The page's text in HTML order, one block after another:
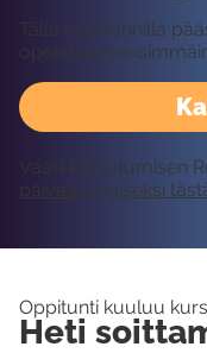
Tällä oppitunnilla
opetellaan
Vaatii kirjautumisen
päivää ilmaiseksi
Oppitunti kuuluu
Heti